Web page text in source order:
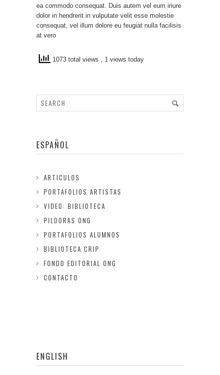
ea commodo consequat. Duis autem vel eum iriure
dolor in hendrerit in vulputate velit esse molestie
consequat, vel illum dolore eu feugiat nulla facilisis
at vero
1073 total views , 1 views today
ESPAÑOL
ARTICULOS
PORTAFOLIOS ARTISTAS
VIDEO: BIBLIOTECA
PILDORAS ONG
PORTAFOLIOS ALUMNOS
BIBLIOTECA CRIP
FONDO EDITORIAL ONG
CONTACTO
ENGLISH